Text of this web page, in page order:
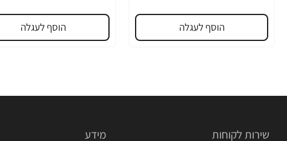
הוסף לעגלה הוסף לעגלה
שירות לקוחות מידע